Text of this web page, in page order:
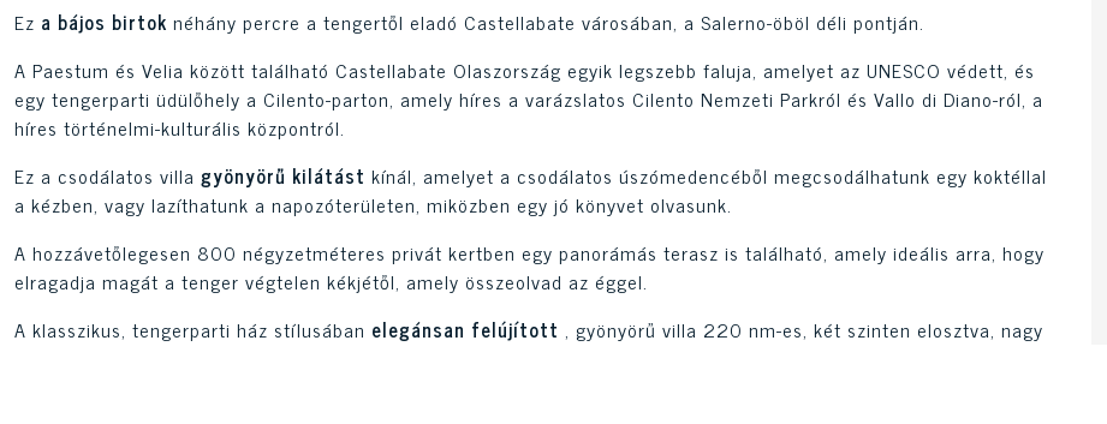
Ez a bájos birtok néhány percre a tengertől eladó Castellabate városában, a Salerno-öböl déli pontján.
A Paestum és Velia között található Castellabate Olaszország egyik legszebb faluja, amelyet az UNESCO védett, és
egy tengerparti üdülőhely a Cilento-parton, amely híres a varázslatos Cilento Nemzeti Parkról és Vallo di Diano-ról, a
híres történelmi-kulturális központról.
Ez a csodálatos villa gyönyörű kilátást kínál, amelyet a csodálatos úszómedencéből megcsodálhatunk egy koktéllal
a kézben, vagy lazíthatunk a napozóterületen, miközben egy jó könyvet olvasunk.
A hozzávetőlegesen 800 négyzetméteres privát kertben egy panorámás terasz is található, amely ideális arra, hogy
elragadja magát a tenger végtelen kékjétől, amely összeolvad az éggel.
A klasszikus, tengerparti ház stílusában elegánsan felújított , gyönyörű villa 220 nm-es, két szinten elosztva, nagy